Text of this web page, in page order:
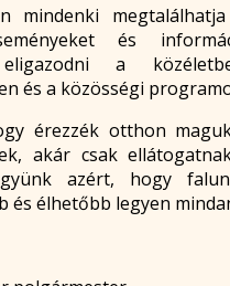
mindenki
és
eligazodni a
és a közösségi
érezzék otthon
akár csak
azért, hogy
és élhetőbb legyen